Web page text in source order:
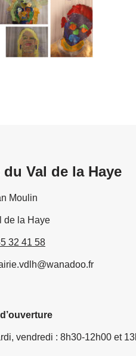
du Val de la Haye
Moulin
de la Haye
32 41 58
vendredi : 8h30-12h00 et